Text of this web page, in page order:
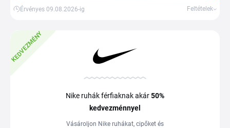
Érvényes 09.08.2026-ig Feltételek
KEDVEZMÉNY
Nike ruhák férfiaknak akár50%
kedvezménnyel
Vásároljon Nike ruhákat, cipőket és